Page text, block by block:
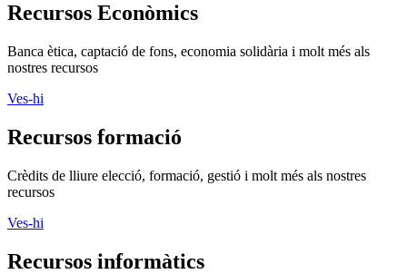
Recursos Econòmics
Banca ètica, captació de fons, economia solidària i molt més als
nostres recursos
Ves-hi
Recursos formació
Crèdits de lliure elecció, formació, gestió i molt més als nostres
recursos
Ves-hi
Recursos informàtics